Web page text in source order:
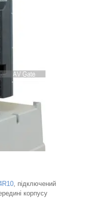
, підключений
корпусу